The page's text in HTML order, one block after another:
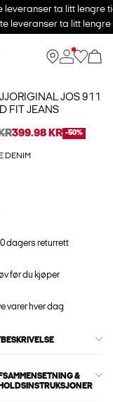
ta litt lengre
leveranser ta litt
JOS 911
FIT JEANS
399.98 KR -50%
DENIM
dagers returrett
før du kjøper
varer hver dag
&